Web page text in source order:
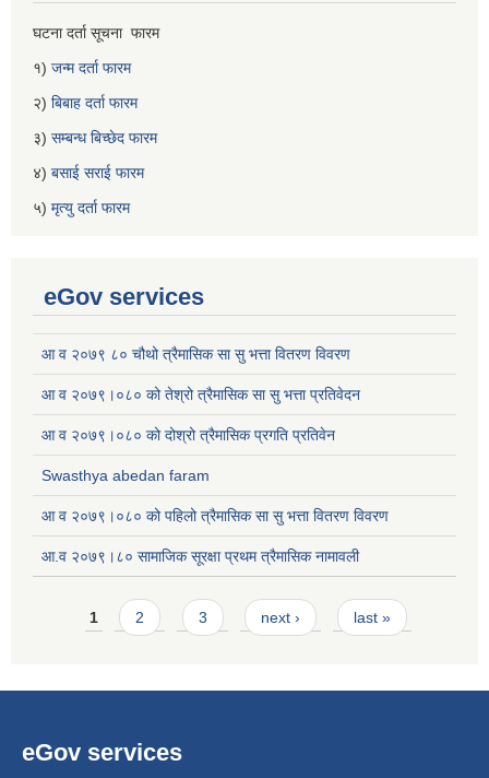
घटना दर्ता सूचना फारम
१) जन्म दर्ता फारम
२) बिबाह दर्ता फारम
३) सम्बन्ध बिच्छेद फारम
४) बसाई सराई फारम
५) मृत्यु दर्ता फारम
eGov services
आ व २०७९ ८० चौथो त्रैमासिक सा सु भत्ता वितरण विवरण
आ व २०७९।०८० को तेश्रो त्रैमासिक सा सु भत्ता प्रतिवेदन
आ व २०७९।०८० को दोश्रो त्रैमासिक प्रगति प्रतिवेन
Swasthya abedan faram
आ व २०७९।०८० को पहिलो त्रैमासिक सा सु भत्ता वितरण विवरण
आ.व २०७९।८० सामाजिक सूरक्षा प्रथम त्रैमासिक नामावली
Pages
1 2 3 next › last »
eGov services